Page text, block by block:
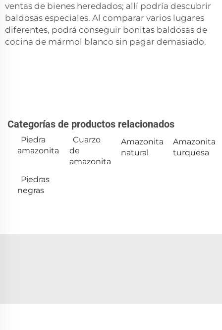
ventas de bienes heredados; allí podría descubrir
baldosas especiales. Al comparar varios lugares
diferentes, podrá conseguir bonitas baldosas de
cocina de mármol blanco sin pagar demasiado.
Categorías de productos relacionados
Piedra
amazonita
Cuarzo
de
amazonita
Amazonita
natural
Amazonita
turquesa
Piedras
negras